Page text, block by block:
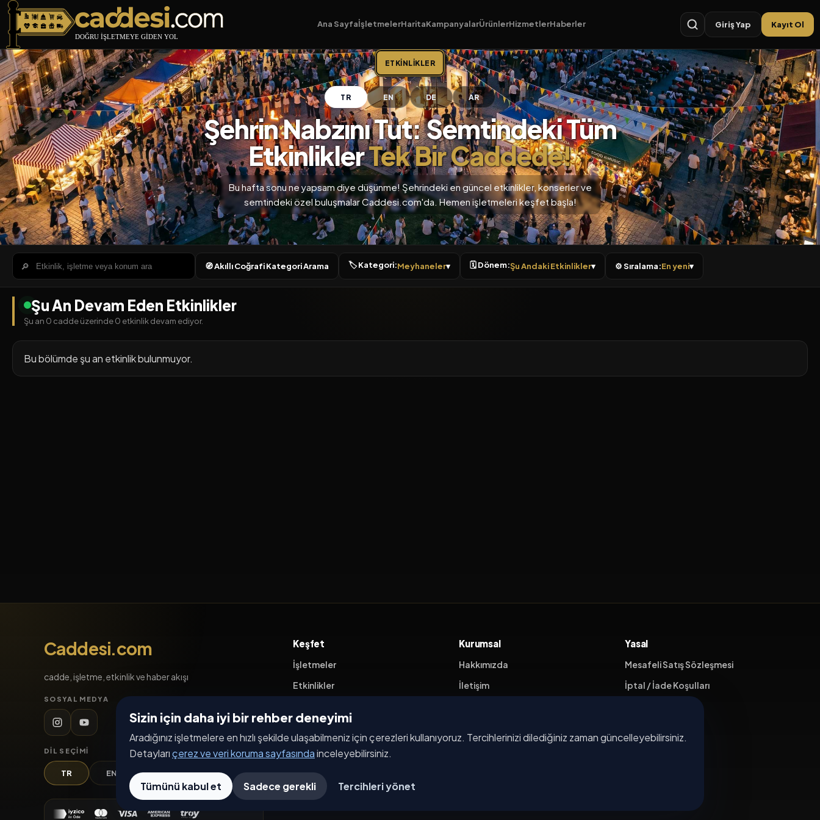
Sizin için daha iyi bir rehber deneyimi
Aradığınız işletmelere en hızlı şekilde ulaşabilmeniz için çerezleri kullanıyoruz. Tercihlerinizi dilediğiniz zaman güncelleyebilirsiniz.
Detaylarıçerez ve veri koruma sayfasındainceleyebilirsiniz.
Tümünü kabul et Sadece gerekli Tercihleri yönet
Caddesi.com Ana SayfaİşletmelerHaritaKampanyalarÜrünlerHizmetlerHaberler Giriş Yap Kayıt Ol
ETKINLIKLER
TR EN DE AR
Şehrin Nabzını Tut: Semtindeki Tüm
EtkinliklerTek Bir Caddede!
Bu hafta sonu ne yapsam diye düşünme! Şehrindeki en güncel etkinlikler, konserler ve
semtindeki özel buluşmalar Caddesi.com'da. Hemen işletmeleri keşfet başla!
🔎 🧭 Akıllı Coğrafi Kategori Arama 🏷 Kategori:Meyhaneler▾ 🗓 Dönem:Şu Andaki Etkinlikler▾ ⚙ Sıralama:En yeni▾
Şu An Devam Eden Etkinlikler
Şu an 0 cadde üzerinde 0 etkinlik devam ediyor.
Bu bölümde şu an etkinlik bulunmuyor.
Caddesi.com
cadde, işletme, etkinlik ve haber akışı
SOSYAL MEDYA
DIL SEÇIMI
TR EN DE AR
Keşfet
İşletmeler
Etkinlikler
Haberler
İşletme Başvurusu
Kurumsal
Hakkımızda
İletişim
Yasal
Mesafeli Satış Sözleşmesi
İptal / İade Koşulları